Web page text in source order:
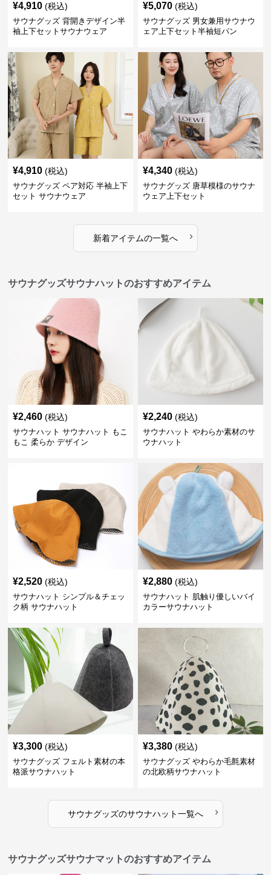
¥4,910 (税込)
サウナグッズ 背開きデザイン半
袖上下セットサウナウェア
¥5,070 (税込)
サウナグッズ 男女兼用サウナウ
ェア上下セット半袖短パン
¥4,910 (税込)
サウナグッズ ペア対応 半袖上下
セット サウナウェア
¥4,340 (税込)
サウナグッズ 唐草模様のサウナ
ウェア上下セット
新着アイテムの一覧へ ›
サウナグッズサウナハットのおすすめアイテム
¥2,460 (税込)
サウナハット サウナハット もこ
もこ 柔らか デザイン
¥2,240 (税込)
サウナハット やわらか素材のサ
ウナハット
¥2,520 (税込)
サウナハット シンプル＆チェッ
ク柄 サウナハット
¥2,880 (税込)
サウナハット 肌触り優しいバイ
カラーサウナハット
¥3,300 (税込)
サウナグッズ フェルト素材の本
格派サウナハット
¥3,380 (税込)
サウナグッズ やわらか毛氈素材
の北欧柄サウナハット
サウナグッズのサウナハット一覧へ ›
サウナグッズサウナマットのおすすめアイテム